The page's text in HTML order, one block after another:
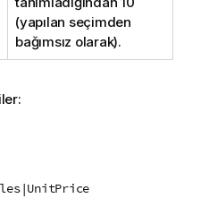
(yapılan seçimden
bağımsız olarak).